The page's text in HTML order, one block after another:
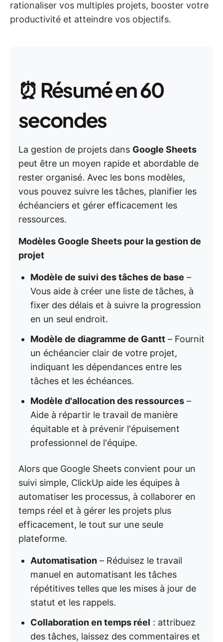
rationaliser vos multiples projets, booster votre
productivité et atteindre vos objectifs.
⏰ Résumé en 60
secondes
La gestion de projets dans Google Sheets
peut être un moyen rapide et abordable de
rester organisé. Avec les bons modèles,
vous pouvez suivre les tâches, planifier les
échéanciers et gérer efficacement les
ressources.
Modèles Google Sheets pour la gestion de
projet
Modèle de suivi des tâches de base –
Vous aide à créer une liste de tâches, à
fixer des délais et à suivre la progression
en un seul endroit.
Modèle de diagramme de Gantt – Fournit
un échéancier clair de votre projet,
indiquant les dépendances entre les
tâches et les échéances.
Modèle d'allocation des ressources –
Aide à répartir le travail de manière
équitable et à prévenir l'épuisement
professionnel de l'équipe.
Alors que Google Sheets convient pour un
suivi simple, ClickUp aide les équipes à
automatiser les processus, à collaborer en
temps réel et à gérer les projets plus
efficacement, le tout sur une seule
plateforme.
Automatisation – Réduisez le travail
manuel en automatisant les tâches
répétitives telles que les mises à jour de
statut et les rappels.
Collaboration en temps réel : attribuez
des tâches, laissez des commentaires et